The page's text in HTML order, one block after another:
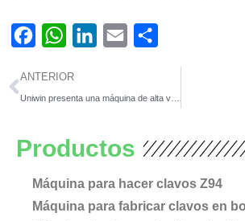
FacebookWhatsAppLinkedIn
Email
Ant
ANTERIOR
Productos
Máquina para hacer clavos Z94
Máquina para fabricar clavos en